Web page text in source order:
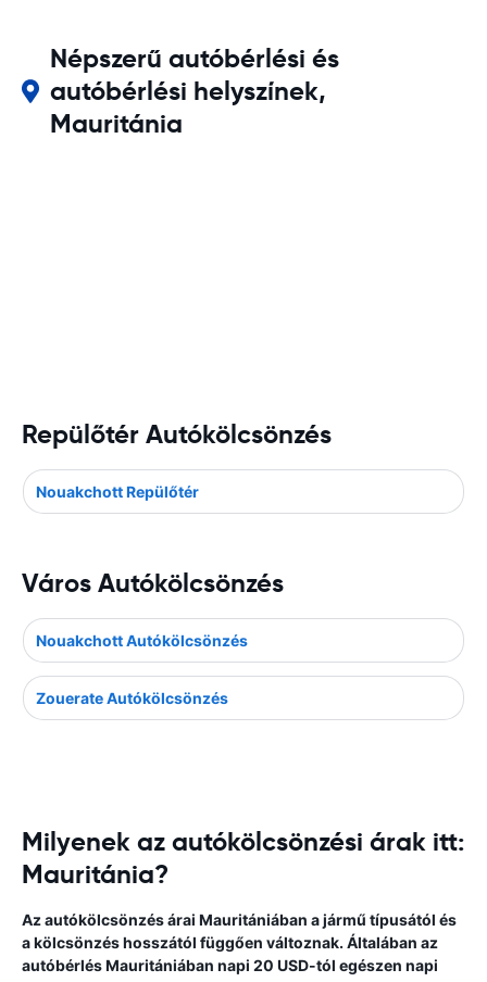
Népszerű autóbérlési és
autóbérlési helyszínek,
Mauritánia
Repülőtér Autókölcsönzés
Nouakchott Repülőtér
Város Autókölcsönzés
Nouakchott Autókölcsönzés
Zouerate Autókölcsönzés
Milyenek az autókölcsönzési árak itt:
Mauritánia?
Az autókölcsönzés árai Mauritániában a jármű típusától és
a kölcsönzés hosszától függően változnak. Általában az
autóbérlés Mauritániában napi 20 USD-tól egészen napi